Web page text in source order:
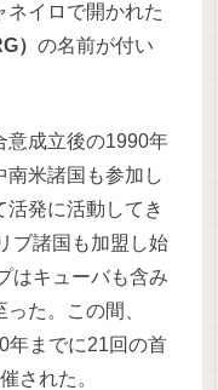
ネイロで開かれた
）の名前が付い
意成立後の1990年
南米諸国も参加し
発に活動してき
ブ諸国も加盟し始
はキューバも含み
た。この間、
年までに21回の首
された。